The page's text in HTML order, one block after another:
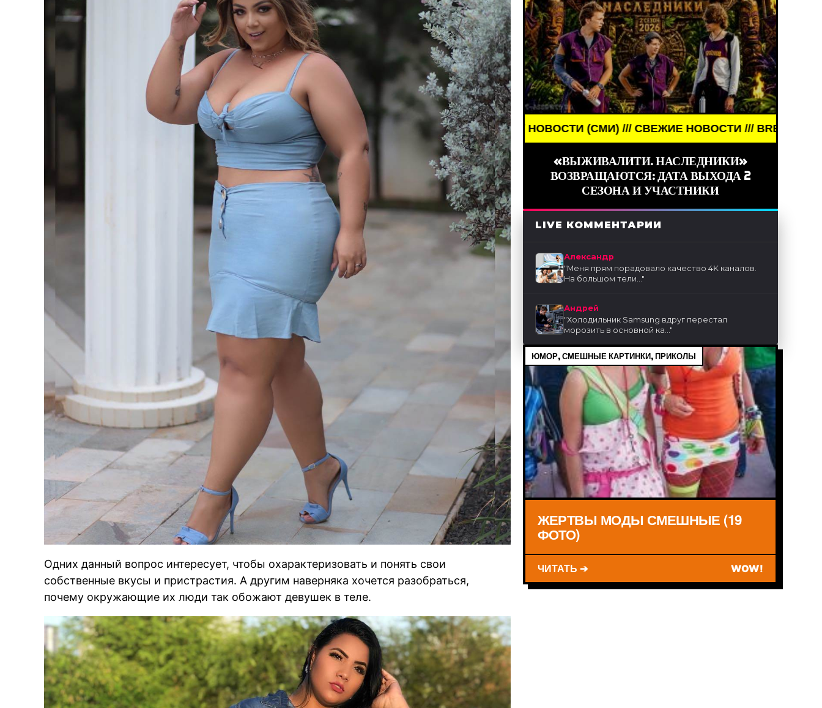
Одних данный вопрос интересует, чтобы охарактеризовать и понять свои
собственные вкусы и пристрастия. А другим наверняка хочется разобраться,
почему окружающие их люди так обожают девушек в теле.
BREAKING NEWS /// НОВОСТИ (СМИ) /// СВЕЖИЕ НОВОСТИ /// BREAKING NEWS /// НОВОСТИ
«ВЫЖИВАЛИТИ. НАСЛЕДНИКИ»
ВОЗВРАЩАЮТСЯ: ДАТА ВЫХОДА 2
СЕЗОНА И УЧАСТНИКИ
LIVE КОММЕНТАРИИ
Александр
"Меня прям порадовало качество 4K каналов.
На большом тели..."
Андрей
"Холодильник Samsung вдруг перестал
морозить в основной ка..."
ЮМОР, СМЕШНЫЕ КАРТИНКИ, ПРИКОЛЫ
ЖЕРТВЫ МОДЫ СМЕШНЫЕ (19
ФОТО)
ЧИТАТЬ ➔ WOW!